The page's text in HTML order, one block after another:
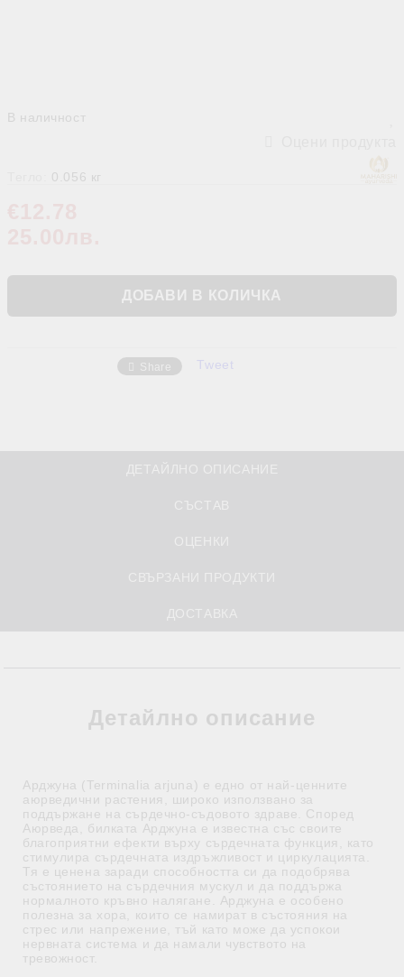
В наличност
0.056 кг
Share Tweet
Детайлно описание
Арджуна (Terminalia arjuna) е едно от най-ценните
аюрведични растения, широко използвано за
поддържане на сърдечно-съдовото здраве. Според
Аюрведа, билката Арджуна е известна със своите
благоприятни ефекти върху сърдечната функция, като
стимулира сърдечната издръжливост и циркулацията.
Тя е ценена заради способността си да подобрява
състоянието на сърдечния мускул и да поддържа
нормалното кръвно налягане. Арджуна е особено
полезна за хора, които се намират в състояния на
стрес или напрежение, тъй като може да успокои
нервната система и да намали чувството на
тревожност.